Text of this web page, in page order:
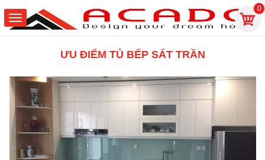
0
ƯU ĐIỂM TỦ BẾP SÁT TRẦN